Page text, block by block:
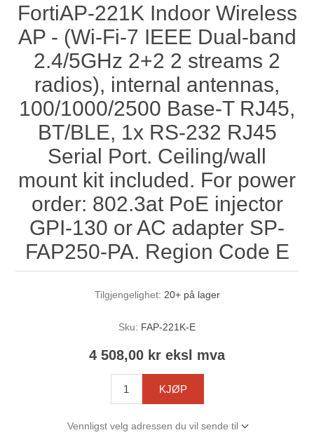
FortiAP-221K Indoor Wireless
AP - (Wi-Fi-7 IEEE Dual-band
2.4/5GHz 2+2 2 streams 2
radios), internal antennas,
100/1000/2500 Base-T RJ45,
BT/BLE, 1x RS-232 RJ45
Serial Port. Ceiling/wall
mount kit included. For power
order: 802.3at PoE injector
GPI-130 or AC adapter SP-
FAP250-PA. Region Code E
Tilgjengelighet: 20+ på lager
Sku: FAP-221K-E
4 508,00 kr eksl mva
KJØP
Vennligst velg adressen du vil sende til